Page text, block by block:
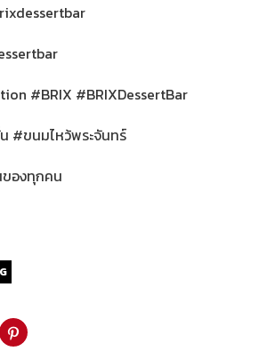
#BRIX #BRIXDessertBar
#ขนมไหว้พระจันทร์
องทุกคน